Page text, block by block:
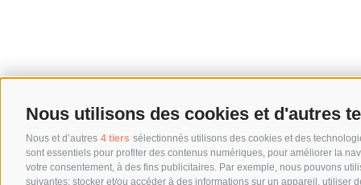
Nous utilisons des cookies et d'autres
Nous et d’autres 4 tiers sélectionnés utilisons des cookies et des
sont essentiels pour profiter des contenus numériques, pour améliorer la
votre consentement, à des fins publicitaires. Par exemple, nous pouvons
suivantes: stocker et/ou accéder à des informations sur un appareil, utiliser